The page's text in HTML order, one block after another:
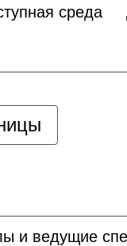
среда
и ведущие